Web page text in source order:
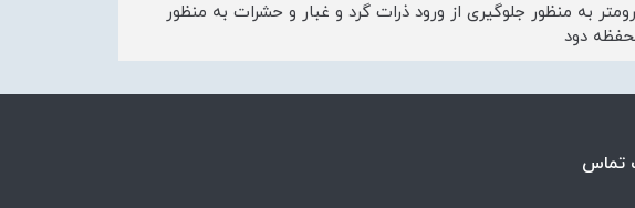
محفظه دود با سوراخ های به قطر 500 میکرومتر به منظور جلوگیری از ورود ذرات گرد و غبار و حشرات به منظور
دود
تماس